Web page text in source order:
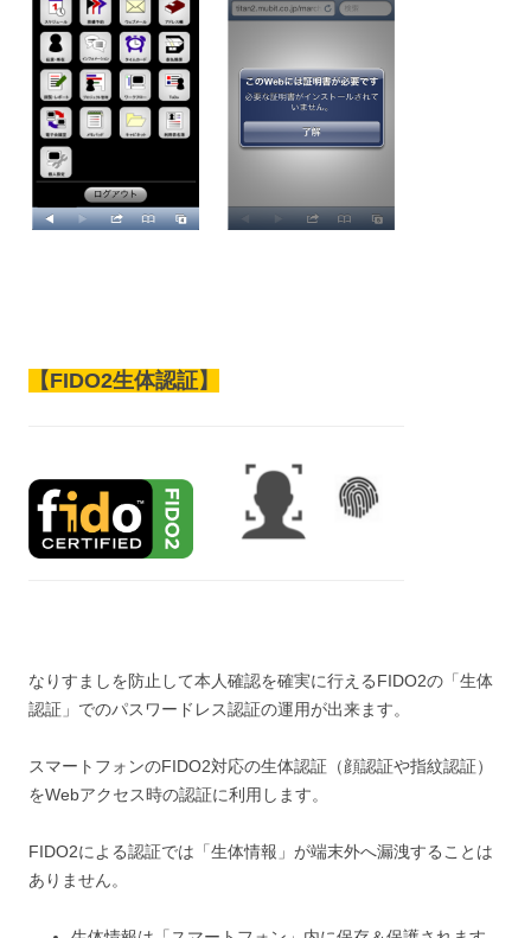
【FIDO2生体認証】
なりすましを防止して本人確認を確実に行えるFIDO2の「生体
認証」でのパスワードレス認証の運用が出来ます。
スマートフォンのFIDO2対応の生体認証（顔認証や指紋認証）
をWebアクセス時の認証に利用します。
FIDO2による認証では「生体情報」が端末外へ漏洩することは
ありません。